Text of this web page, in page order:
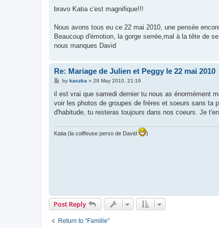
s
bravo Katia c'est magnifique!!!
Nous avons tous eu ce 22 mai 2010, une pensée
Beaucoup d'émotion, la gorge serrée,mal à la tête de
nous manques David
Re: Mariage de Julien et Peggy le 22 mai 2010
P
s
by kaczka» 29 May 2010, 21:16
il est vrai que samedi dernier tu nous as énormément
voir les photos de groupes de frères et soeurs sans
d'habitude, tu resteras toujours dans nos coeurs. Je
Katia (la coiffeuse perso de David )
Post Reply
Return to “Famille”